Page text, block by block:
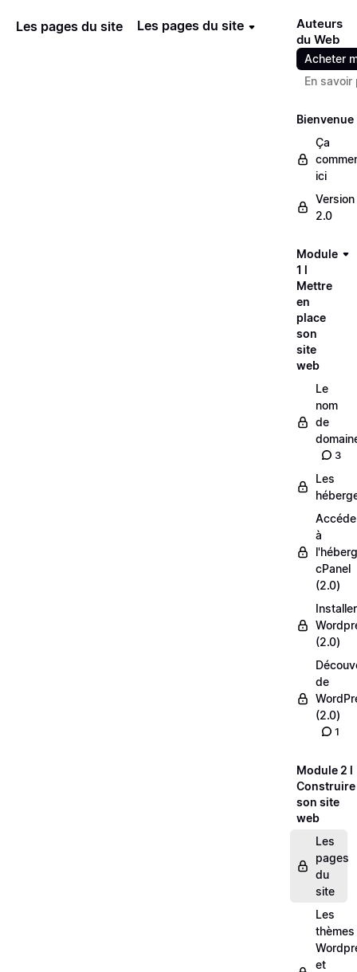
Les pages du site Les pages du site
Auteurs
du Web
Acheter
En savoir
Bienvenue
Ça
ici
Version
2.0
Module
1 l
Mettre
en
place
son
site
web
Le
nom
de
3
Les
à
cPanel
(2.0)
Installer
(2.0)
de
(2.0)
1
Module 2 l
Construire
son site
web
Les
pages
du
site
Les
thèmes
et